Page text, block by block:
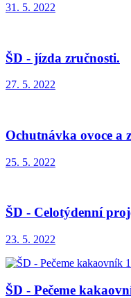
31. 5. 2022
ŠD - jízda zručnosti.
27. 5. 2022
Ochutnávka ovoce a
25. 5. 2022
ŠD - Celotýdenní
23. 5. 2022
ŠD - Pečeme